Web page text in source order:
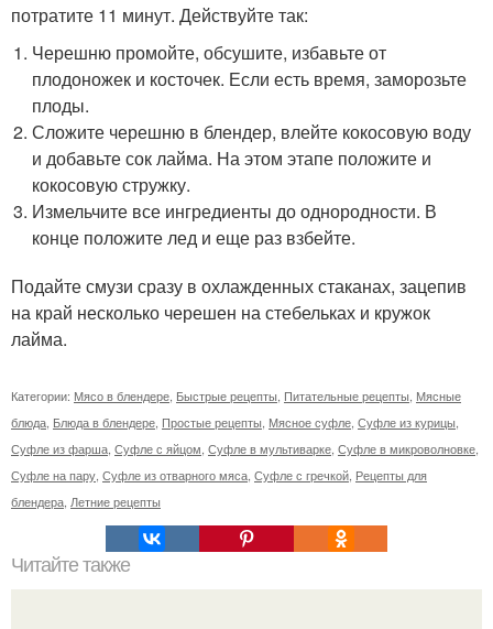
потратите 11 минут. Действуйте так:
Черешню промойте, обсушите, избавьте от
плодоножек и косточек. Если есть время, заморозьте
плоды.
Сложите черешню в блендер, влейте кокосовую воду
и добавьте сок лайма. На этом этапе положите и
кокосовую стружку.
Измельчите все ингредиенты до однородности. В
конце положите лед и еще раз взбейте.
Подайте смузи сразу в охлажденных стаканах, зацепив
на край несколько черешен на стебельках и кружок
лайма.
Категории: Мясо в блендере Быстрые рецепты Питательные рецепты Мясные
блюда Блюда в блендере Простые рецепты Мясное суфле Суфле из курицы
Суфле из фарша Суфле с яйцом Суфле в мультиварке Суфле в микроволновке
Суфле на пару Суфле из отварного мяса Суфле с гречкой Рецепты для
блендера Летние рецепты
Читайте также